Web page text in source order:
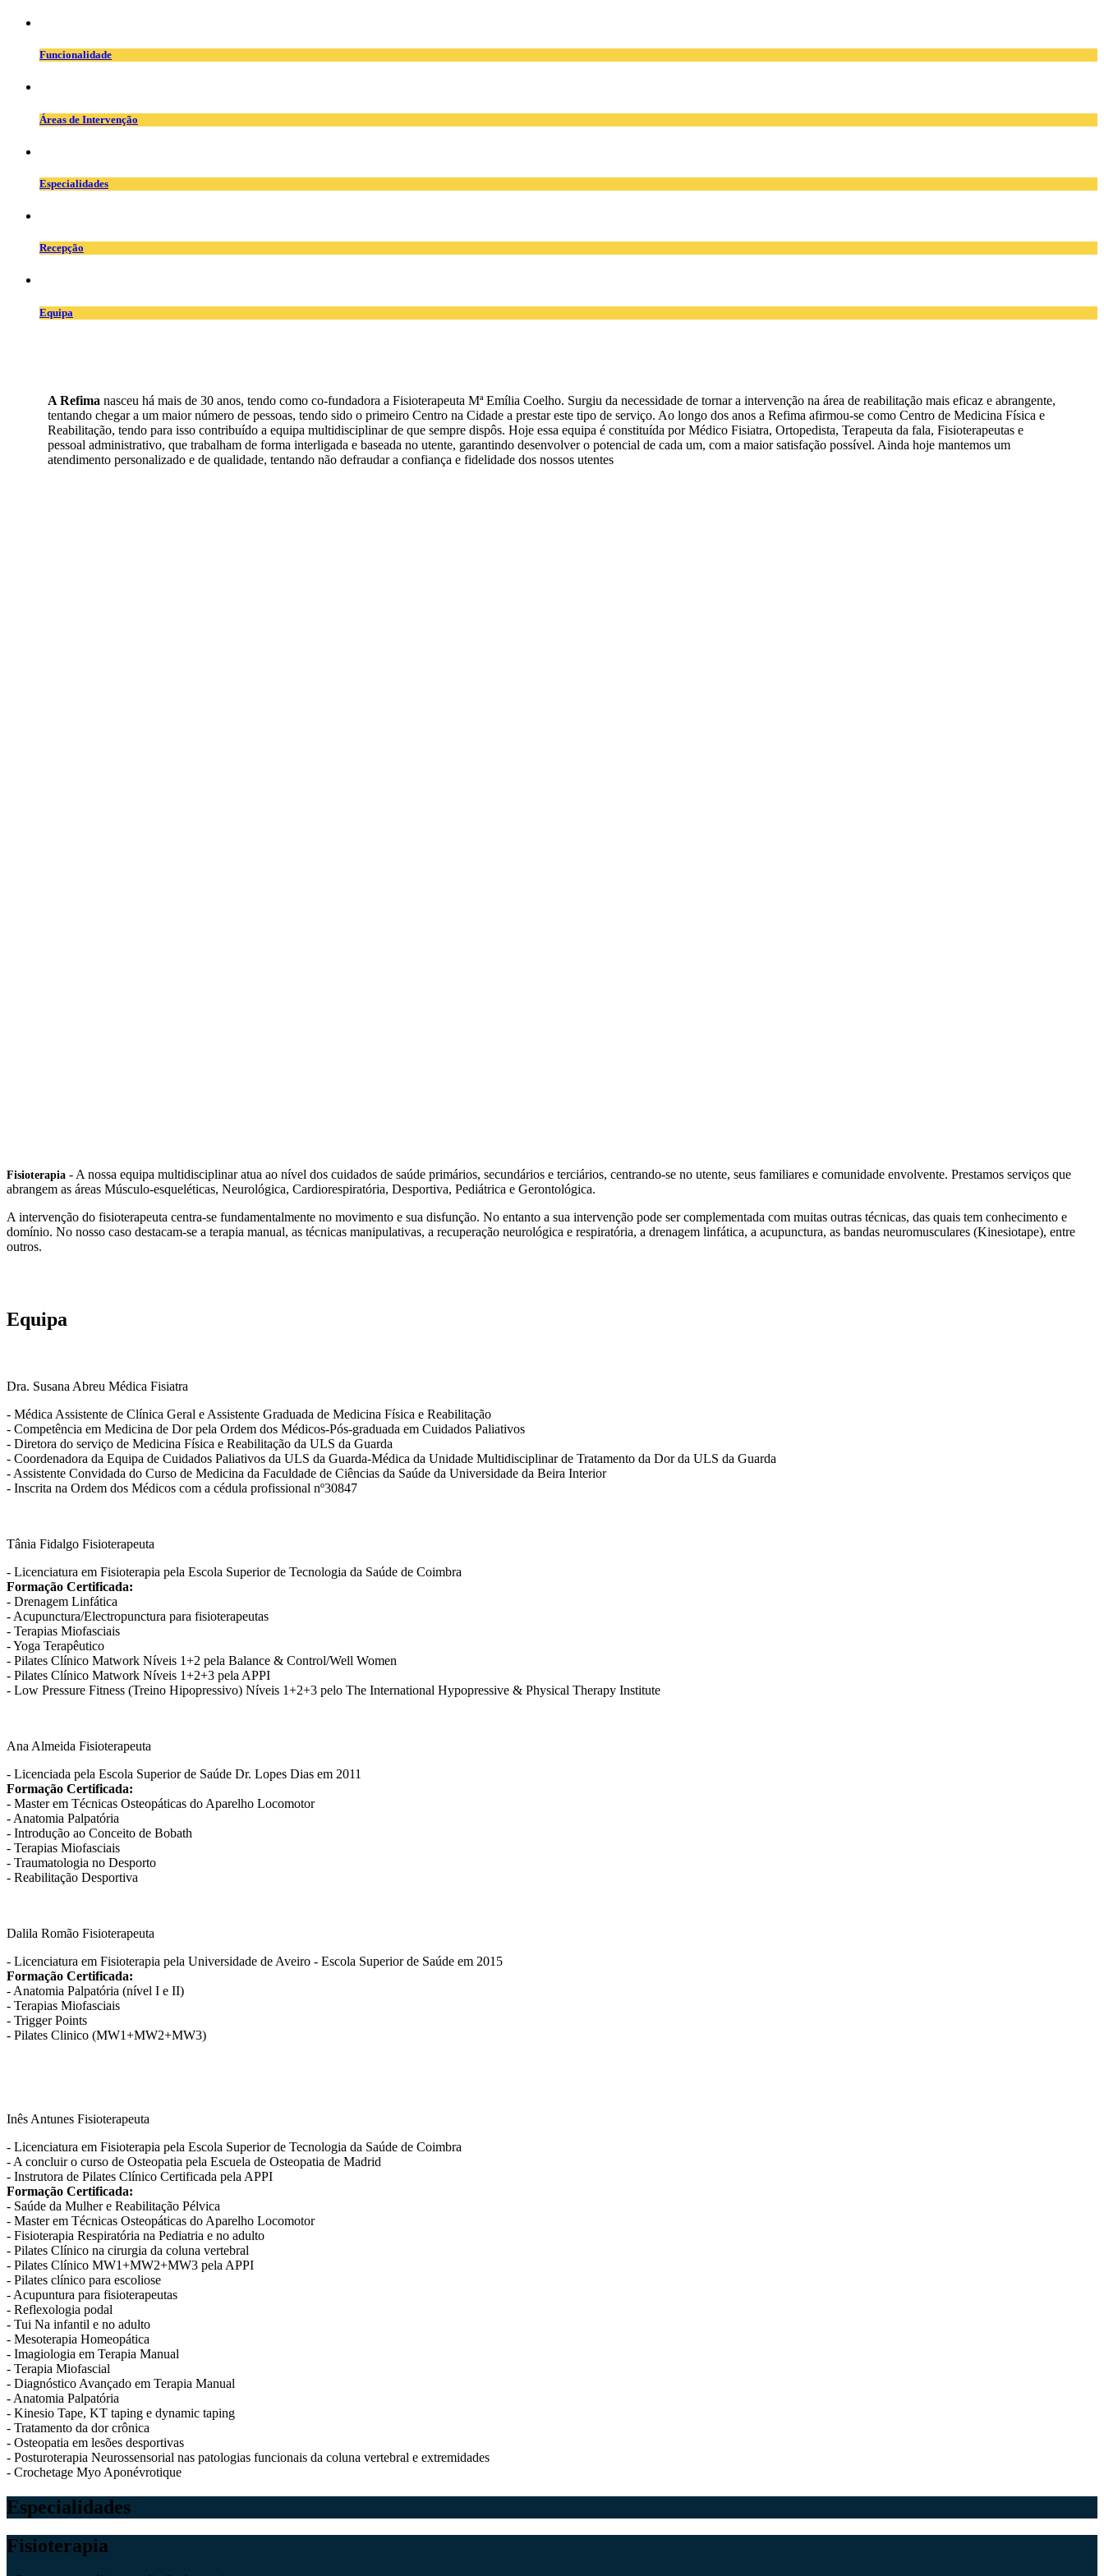
Funcionalidade
Áreas de Intervenção
Especialidades
Recepção
Equipa
A Refima nasceu há mais de 30 anos, tendo como co-fundadora a Fisioterapeuta Mª Emília Coelho. Surgiu da necessidade de tornar a intervenção na área de reabilitação mais eficaz e abrangente,
tentando chegar a um maior número de pessoas, tendo sido o primeiro Centro na Cidade a prestar este tipo de serviço. Ao longo dos anos a Refima afirmou-se como Centro de Medicina Física e
Reabilitação, tendo para isso contribuído a equipa multidisciplinar de que sempre dispôs. Hoje essa equipa é constituída por Médico Fisiatra, Ortopedista, Terapeuta da fala, Fisioterapeutas e
pessoal administrativo, que trabalham de forma interligada e baseada no utente, garantindo desenvolver o potencial de cada um, com a maior satisfação possível. Ainda hoje mantemos um
atendimento personalizado e de qualidade, tentando não defraudar a confiança e fidelidade dos nossos utentes
Fisioterapia - A nossa equipa multidisciplinar atua ao nível dos cuidados de saúde primários, secundários e terciários, centrando-se no utente, seus familiares e comunidade envolvente. Prestamos serviços que
abrangem as áreas Músculo-esqueléticas, Neurológica, Cardiorespiratória, Desportiva, Pediátrica e Gerontológica.
A intervenção do fisioterapeuta centra-se fundamentalmente no movimento e sua disfunção. No entanto a sua intervenção pode ser complementada com muitas outras técnicas, das quais tem conhecimento e
domínio. No nosso caso destacam-se a terapia manual, as técnicas manipulativas, a recuperação neurológica e respiratória, a drenagem linfática, a acupunctura, as bandas neuromusculares (Kinesiotape), entre
outros.
Equipa
Dra. Susana Abreu Médica Fisiatra
- Médica Assistente de Clínica Geral e Assistente Graduada de Medicina Física e Reabilitação
- Competência em Medicina de Dor pela Ordem dos Médicos-Pós-graduada em Cuidados Paliativos
- Diretora do serviço de Medicina Física e Reabilitação da ULS da Guarda
- Coordenadora da Equipa de Cuidados Paliativos da ULS da Guarda-Médica da Unidade Multidisciplinar de Tratamento da Dor da ULS da Guarda
- Assistente Convidada do Curso de Medicina da Faculdade de Ciências da Saúde da Universidade da Beira Interior
- Inscrita na Ordem dos Médicos com a cédula profissional nº30847
Tânia Fidalgo Fisioterapeuta
- Licenciatura em Fisioterapia pela Escola Superior de Tecnologia da Saúde de Coimbra
Formação Certificada:
- Drenagem Linfática
- Acupunctura/Electropunctura para fisioterapeutas
- Terapias Miofasciais
- Yoga Terapêutico
- Pilates Clínico Matwork Níveis 1+2 pela Balance & Control/Well Women
- Pilates Clínico Matwork Níveis 1+2+3 pela APPI
- Low Pressure Fitness (Treino Hipopressivo) Níveis 1+2+3 pelo The International Hypopressive & Physical Therapy Institute
Ana Almeida Fisioterapeuta
- Licenciada pela Escola Superior de Saúde Dr. Lopes Dias em 2011
Formação Certificada:
- Master em Técnicas Osteopáticas do Aparelho Locomotor
- Anatomia Palpatória
- Introdução ao Conceito de Bobath
- Terapias Miofasciais
- Traumatologia no Desporto
- Reabilitação Desportiva
Dalila Romão Fisioterapeuta
- Licenciatura em Fisioterapia pela Universidade de Aveiro - Escola Superior de Saúde em 2015
Formação Certificada:
- Anatomia Palpatória (nível I e II)
- Terapias Miofasciais
- Trigger Points
- Pilates Clinico (MW1+MW2+MW3)
Inês Antunes Fisioterapeuta
- Licenciatura em Fisioterapia pela Escola Superior de Tecnologia da Saúde de Coimbra
- A concluir o curso de Osteopatia pela Escuela de Osteopatia de Madrid
- Instrutora de Pilates Clínico Certificada pela APPI
Formação Certificada:
- Saúde da Mulher e Reabilitação Pélvica
- Master em Técnicas Osteopáticas do Aparelho Locomotor
- Fisioterapia Respiratória na Pediatria e no adulto
- Pilates Clínico na cirurgia da coluna vertebral
- Pilates Clínico MW1+MW2+MW3 pela APPI
- Pilates clínico para escoliose
- Acupuntura para fisioterapeutas
- Reflexologia podal
- Tui Na infantil e no adulto
- Mesoterapia Homeopática
- Imagiologia em Terapia Manual
- Terapia Miofascial
- Diagnóstico Avançado em Terapia Manual
- Anatomia Palpatória
- Kinesio Tape, KT taping e dynamic taping
- Tratamento da dor crônica
- Osteopatia em lesões desportivas
- Posturoterapia Neurossensorial nas patologias funcionais da coluna vertebral e extremidades
- Crochetage Myo Aponévrotique
Especialidades
Fisioterapia